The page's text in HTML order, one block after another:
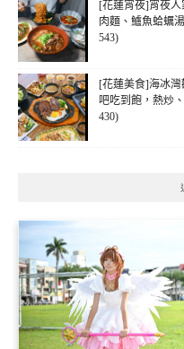
[花蓮宵夜]宵夜
肉麵、鱸魚蛤蠣
543)
[花蓮美食]海冰
吧吃到飽，熱炒
430)